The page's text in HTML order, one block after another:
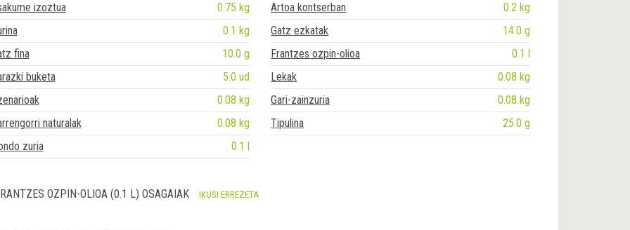
izoztua 0.75 kg Artoa kontserban
0.2 kg
0.1 kg Gatz ezkatak
14.0 g
fina
10.0 g Frantzes ozpin-olioa
0.1 l
buketa
5.0 ud Lekak
0.08 kg
0.08 kg Gari-zainzuria
0.08 kg
naturalak
0.08 kg Tipulina
25.0 g
zuria
0.1 l
OZPIN-OLIOA (0.1 L) OSAGAIAK IKUSI ERREZETA